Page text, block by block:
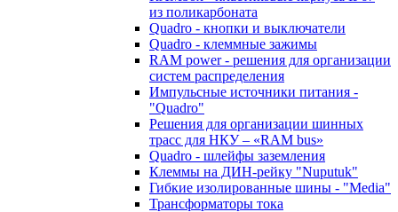
из поликарбоната
Quadro - кнопки и выключатели
Quadro - клеммные зажимы
RAM power - решения для организации
систем распределения
Импульсные источники питания -
"Quadro"
Решения для организации шинных
трасс для НКУ – «RAM bus»
Quadro - шлейфы заземления
Клеммы на ДИН-рейку "Nuputuk"
Гибкие изолированные шины - "Media"
Трансформаторы тока